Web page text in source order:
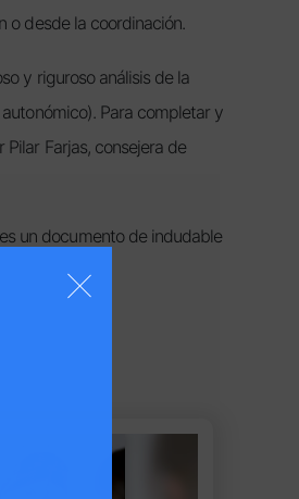
o desde la coordinación.
y riguroso análisis de la
Para completar y
Farjas, consejera de
un documento de indudable